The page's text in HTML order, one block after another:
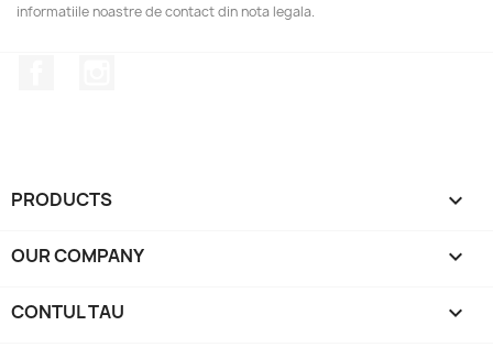
informatiile noastre de contact din nota legala.
PRODUCTS 
OUR COMPANY 
CONTUL TAU 